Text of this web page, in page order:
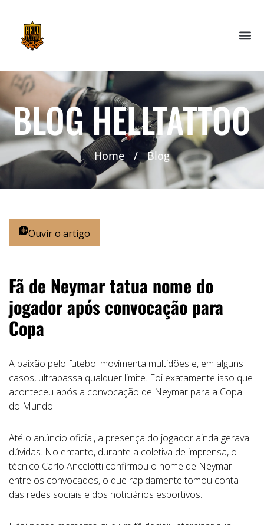
BLOG HELLTATTOO
Home / Blog
Ouvir o artigo
Fã de Neymar tatua nome do
jogador após convocação para
Copa
A paixão pelo futebol movimenta multidões e, em alguns
casos, ultrapassa qualquer limite. Foi exatamente isso que
aconteceu após a convocação de Neymar para a Copa
do Mundo.
Até o anúncio oficial, a presença do jogador ainda gerava
dúvidas. No entanto, durante a coletiva de imprensa, o
técnico Carlo Ancelotti confirmou o nome de Neymar
entre os convocados, o que rapidamente tomou conta
das redes sociais e dos noticiários esportivos.